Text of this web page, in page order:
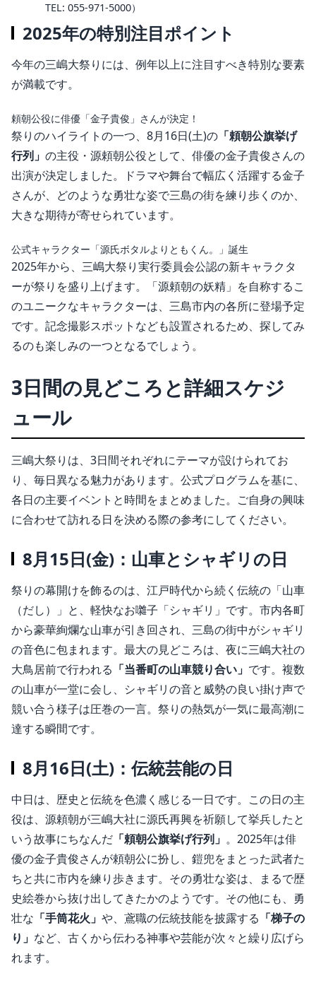
TEL: 055-971-5000）
2025年の特別注目ポイント
今年の三嶋大祭りには、例年以上に注目すべき特別な要素
が満載です。
頼朝公役に俳優「金子貴俊」さんが決定！
祭りのハイライトの一つ、8月16日(土)の 「頼朝公旗挙げ
行列」 の主役・源頼朝公役として、俳優の金子貴俊さんの
出演が決定しました。ドラマや舞台で幅広く活躍する金子
さんが、どのような勇壮な姿で三島の街を練り歩くのか、
大きな期待が寄せられています。
公式キャラクター「源氏ボタルよりともくん。」誕生
2025年から、三嶋大祭り実行委員会公認の新キャラクタ
ーが祭りを盛り上げます。「源頼朝の妖精」を自称するこ
のユニークなキャラクターは、三島市内の各所に登場予定
です。記念撮影スポットなども設置されるため、探してみ
るのも楽しみの一つとなるでしょう。
3日間の見どころと詳細スケジ
ュール
三嶋大祭りは、3日間それぞれにテーマが設けられてお
り、毎日異なる魅力があります。公式プログラムを基に、
各日の主要イベントと時間をまとめました。ご自身の興味
に合わせて訪れる日を決める際の参考にしてください。
8月15日(金)：山車とシャギリの日
祭りの幕開けを飾るのは、江戸時代から続く伝統の「山車
（だし）」と、軽快なお囃子「シャギリ」です。市内各町
から豪華絢爛な山車が引き回され、三島の街中がシャギリ
の音色に包まれます。最大の見どころは、夜に三嶋大社の
大鳥居前で行われる 「当番町の山車競り合い」 です。複数
の山車が一堂に会し、シャギリの音と威勢の良い掛け声で
競い合う様子は圧巻の一言。祭りの熱気が一気に最高潮に
達する瞬間です。
8月16日(土)：伝統芸能の日
中日は、歴史と伝統を色濃く感じる一日です。この日の主
役は、源頼朝が三嶋大社に源氏再興を祈願して挙兵したと
いう故事にちなんだ 「頼朝公旗挙げ行列」 。2025年は俳
優の金子貴俊さんが頼朝公に扮し、鎧兜をまとった武者た
ちと共に市内を練り歩きます。その勇壮な姿は、まるで歴
史絵巻から抜け出してきたかのようです。その他にも、勇
壮な 「手筒花火」 や、鳶職の伝統技能を披露する 「梯子の
り」 など、古くから伝わる神事や芸能が次々と繰り広げら
れます。